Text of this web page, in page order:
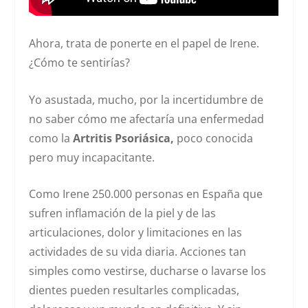
Ahora, trata de ponerte en el papel de Irene.
¿Cómo te sentirías?
Yo asustada, mucho, por la incertidumbre de
no saber cómo me afectaría una enfermedad
como laArtritis Psoriásica, poco conocida
pero muy incapacitante.
Como Irene 250.000 personas en España que
sufren inflamación de la piel y de las
articulaciones, dolor y limitaciones en las
actividades de su vida diaria. Acciones tan
simples como vestirse, ducharse o lavarse los
dientes pueden resultarles complicadas,